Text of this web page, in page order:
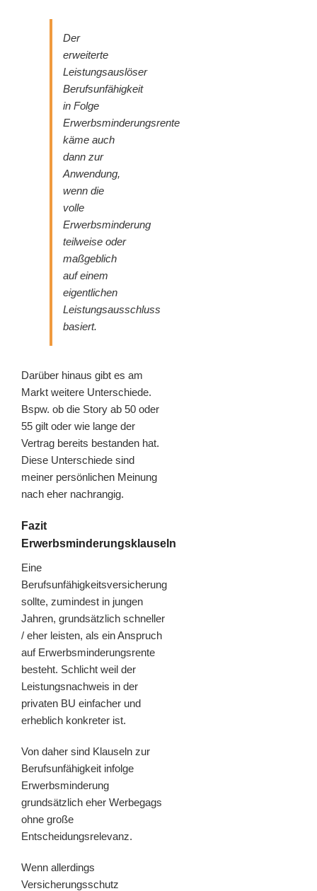
Der
erweiterte
Leistungsauslöser
Berufsunfähigkeit
in Folge
Erwerbsminderungsrente
käme auch
dann zur
Anwendung,
wenn die
volle
Erwerbsminderung
teilweise oder
maßgeblich
auf einem
eigentlichen
Leistungsausschluss
basiert.
Darüber hinaus gibt es am
Markt weitere Unterschiede.
Bspw. ob die Story ab 50 oder
55 gilt oder wie lange der
Vertrag bereits bestanden hat.
Diese Unterschiede sind
meiner persönlichen Meinung
nach eher nachrangig.
Fazit
Erwerbsminderungsklauseln
Eine
Berufsunfähigkeitsversicherung
sollte, zumindest in jungen
Jahren, grundsätzlich schneller
/ eher leisten, als ein Anspruch
auf Erwerbsminderungsrente
besteht. Schlicht weil der
Leistungsnachweis in der
privaten BU einfacher und
erheblich konkreter ist.
Von daher sind Klauseln zur
Berufsunfähigkeit infolge
Erwerbsminderung
grundsätzlich eher Werbegags
ohne große
Entscheidungsrelevanz.
Wenn allerdings
Versicherungsschutz